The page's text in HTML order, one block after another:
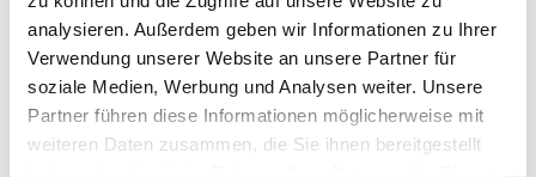
analysieren. Außerdem geben wir Informationen zu Ihrer
Verwendung unserer Website an unsere Partner für
soziale Medien, Werbung und Analysen weiter. Unsere
Partner führen diese Informationen möglicherweise mit
weiteren Daten zusammen, die Sie ihnen bereitgestellt